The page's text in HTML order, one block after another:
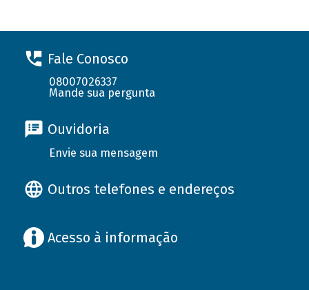
Fale Conosco
08007026337
Mande sua pergunta
Ouvidoria
Envie sua mensagem
Outros telefones e endereços
Acesso à informação